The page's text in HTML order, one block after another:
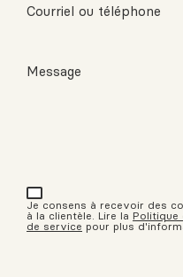
Courriel ou téléphone
Message
Je consens à recevoir des
à la clientèle. Lire la
de service pour plus